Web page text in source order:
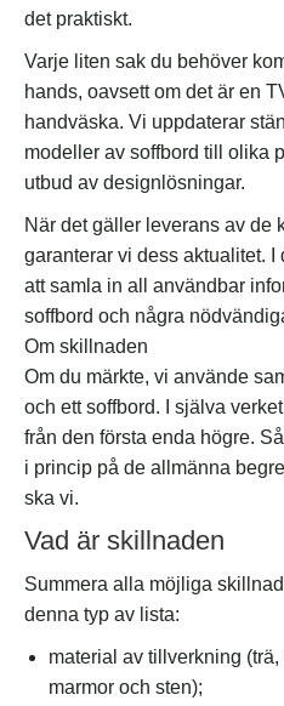
det praktiskt.
Varje liten sak du behöver
hands, oavsett om det är en
handväska. Vi uppdaterar
modeller av soffbord till olika
utbud av designlösningar.
När det gäller leverans av de
garanterar vi dess aktualitet.
att samla in all användbar
soffbord och några
Om skillnaden
Om du märkte, vi använde
och ett soffbord. I själva
från den första enda högre.
i princip på de allmänna
ska vi.
Vad är skillnaden
Summera alla möjliga
denna typ av lista:
material av tillverkning
marmor och sten);